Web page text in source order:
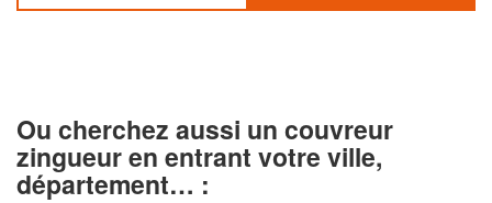
Ou cherchez aussi un couvreur
zingueur en entrant votre ville,
département… :